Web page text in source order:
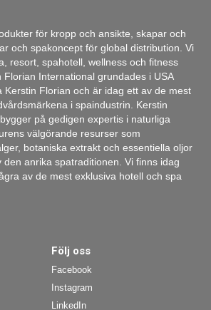
för kropp och ansikte, skapar och
och spakoncept för global distribution. Vi
resort, spahotell, wellness och fitness
Florian International grundades i USA
Kerstin Florian och är idag ett av de mest
i spaindustrin. Kerstin
på gedigen expertis i naturliga
välgörande resurser som
botaniska extrakt och essentiella oljor
anrika spatraditionen. Vi finns idag
av de mest exklusiva hotell och spa
Följ oss
Facebook
Instagram
LinkedIn